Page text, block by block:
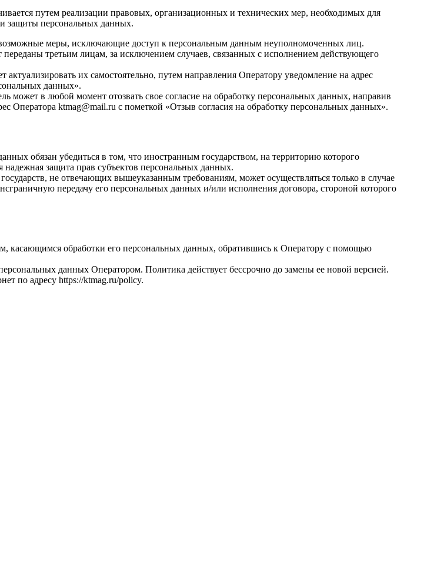
путем реализации правовых, организационных и технических мер, необходимых для
защиты персональных данных.
меры, исключающие доступ к персональным данным неуполномоченных лиц.
третьим лицам, за исключением случаев, связанных с исполнением действующего
их самостоятельно, путем направления Оператору уведомление на адрес
данных».
может в любой момент отозвать свое согласие на обработку персональных данных, направив
Оператора ktmag@mail.ru с пометкой «Отзыв согласия на обработку персональных данных».
обязан убедиться в том, что иностранным государством, на территорию которого
надежная защита прав субъектов персональных данных.
не отвечающих вышеуказанным требованиям, может осуществляться только в случае
передачу его персональных данных и/или исполнения договора, стороной которого
касающимся обработки его персональных данных, обратившись к Оператору с помощью
данных Оператором. Политика действует бессрочно до замены ее новой версией.
по адресу https://ktmag.ru/policy.